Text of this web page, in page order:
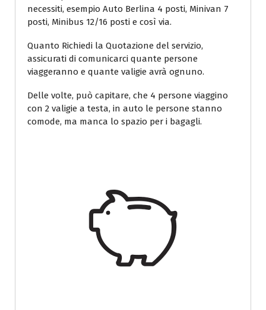
necessiti, esempio Auto Berlina 4 posti, Minivan 7
posti, Minibus 12/16 posti e così via.
Quanto Richiedi la Quotazione del servizio,
assicurati di comunicarci quante persone
viaggeranno e quante valigie avrà ognuno.
Delle volte, può capitare, che 4 persone viaggino
con 2 valigie a testa, in auto le persone stanno
comode, ma manca lo spazio per i bagagli.